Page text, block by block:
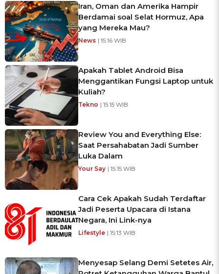
Iran, Oman dan Amerika Hampir
Berdamai soal Selat Hormuz, Apa
yang Mereka Mau?
News | 15:16 WIB
Apakah Tablet Android Bisa
Menggantikan Fungsi Laptop untuk
Kuliah?
Tekno | 15:15 WIB
Review You and Everything Else:
Saat Persahabatan Jadi Sumber
Luka Dalam
Your Say | 15:15 WIB
Cara Cek Apakah Sudah Terdaftar
Jadi Peserta Upacara di Istana
Negara, Ini Link-nya
Lifestyle | 15:13 WIB
Menyesap Selang Demi Setetes Air,